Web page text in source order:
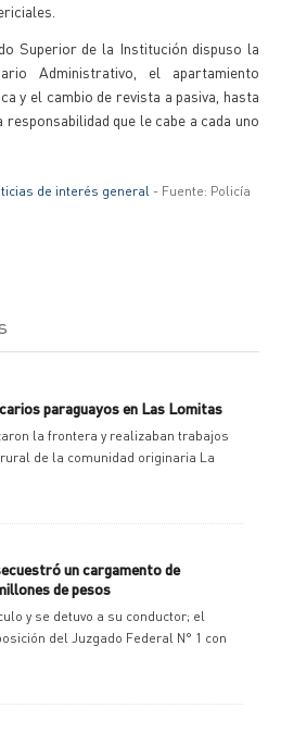
Superior de la Institución dispuso la
Administrativo, el apartamiento
y el cambio de revista a pasiva, hasta
que le cabe a cada uno
de interés general - Fuente: Policía
paraguayos en Las Lomitas
la frontera y realizaban trabajos
de la comunidad originaria La
un cargamento de
de pesos
y se detuvo a su conductor; el
del Juzgado Federal N° 1 con